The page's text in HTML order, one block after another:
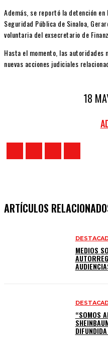
Además, se reportó la detención
Seguridad Pública de Sinaloa,
voluntaria del exsecretario de
Hasta el momento, las autoridades
nuevas acciones judiciales
18
ARTÍCULOS
MEDIOS
“SOMOS